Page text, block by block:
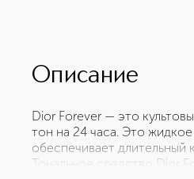
Описание
Dior Forever — это
тон на 24 часа. Это
обеспечивает
Тональное средство Dior